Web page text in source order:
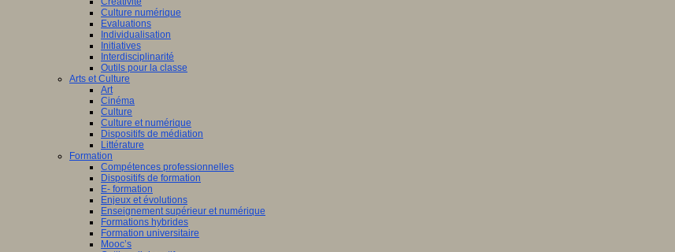
Culture numérique
Evaluations
Individualisation
Initiatives
Interdisciplinarité
Outils pour la classe
Arts et Culture
Art
Cinéma
Culture
Culture et numérique
Dispositifs de médiation
Littérature
Formation
Compétences professionnelles
Dispositifs de formation
E- formation
Enjeux et évolutions
Enseignement supérieur et numérique
Formations hybrides
Formation universitaire
Mooc’s